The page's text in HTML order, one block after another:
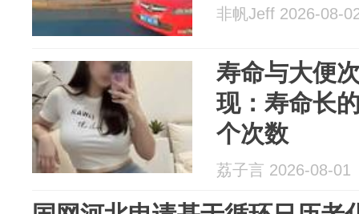
非帆Jeff 2026-08-
寿命与大便
现：寿命长
个次数
荔子言 2026-08-01